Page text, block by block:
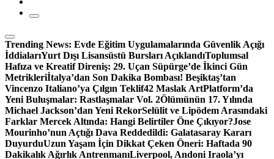
Trending News: Evde Eğitim Uygulamalarında Güvenlik Açığı
İddialarıYurt Dışı Lisansüstü Bursları AçıklandıToplumsal
Hafıza ve Kreatif Direniş: 29. Uçan Süpürge’de İkinci Gün
Metrikleriİtalya’dan Son Dakika Bombası! Beşiktaş’tan
Vincenzo Italiano’ya Çılgın Teklif42 Maslak ArtPlatform’da
Yeni Buluşmalar: Rastlaşmalar Vol. 2Ölümünün 17. Yılında
Michael Jackson’dan Yeni RekorSelülit ve Lipödem Arasındaki
Farklar Mercek Altında: Hangi Belirtiler Öne Çıkıyor?Jose
Mourinho’nun Açtığı Dava Reddedildi: Galatasaray Kararı
DuyurduUzun Yaşam İçin Dikkat Çeken Öneri: Haftada 90
Dakikalık Ağırlık AntrenmanıLiverpool, Andoni Iraola’yı